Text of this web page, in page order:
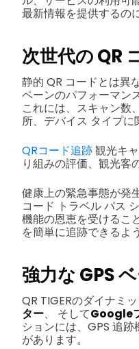
最新情報を提供するの
次世代の QR
静的 QR コードとは異
ペーンのパフォーマン
これには、スキャン数
所、デバイス タイプに
QRコード追跡観光キ
り組みの評価、観光客
健康上の緊急事態が発
コード トラベル パス
機能の恩恵を受けるこ
を簡単に追跡できるよ
強力な GPS
QR TIGERのダイナミッ
ター、 そしてGoogle
ションには、GPS 追
があります。